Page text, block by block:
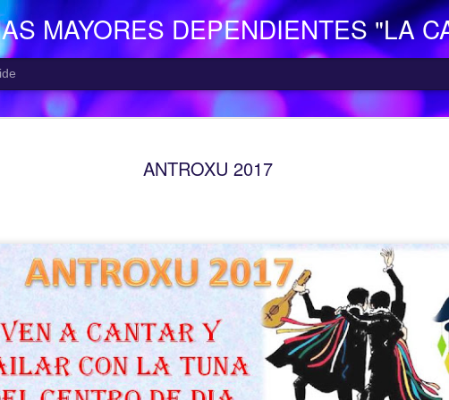
ANTROXU 2017
MAYORES DEPENDIENTES "LA
5
Asturias; presta una atención
mayor con problemas de
apoyo a las familias.
Está situado en Vega-La Camocha,
zona rural de Gijón; para llegar se
la empresa municipal,
recorrido Estación del Ferrocarril-
minutos aproximadamente. El
continuo entre las 10,00 y las 17,00
centro o en el teléfono 985185427.